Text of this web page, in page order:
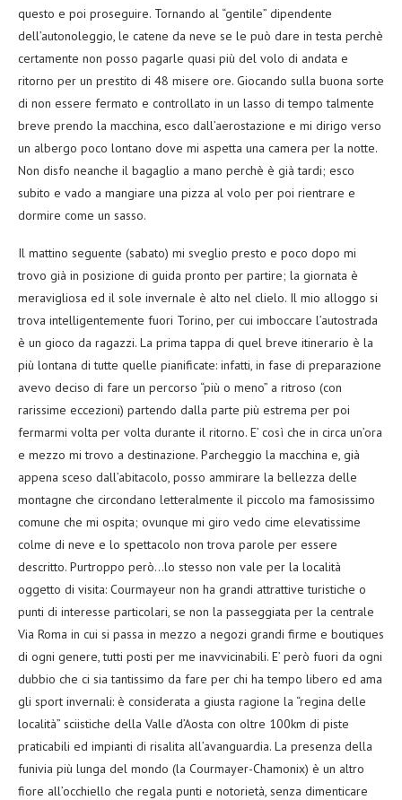
questo e poi proseguire. Tornando al “gentile” dipendente
dell’autonoleggio, le catene da neve se le può dare in testa perchè
certamente non posso pagarle quasi più del volo di andata e
ritorno per un prestito di 48 misere ore. Giocando sulla buona sorte
di non essere fermato e controllato in un lasso di tempo talmente
breve prendo la macchina, esco dall’aerostazione e mi dirigo verso
un albergo poco lontano dove mi aspetta una camera per la notte.
Non disfo neanche il bagaglio a mano perchè è già tardi; esco
subito e vado a mangiare una pizza al volo per poi rientrare e
dormire come un sasso.
Il mattino seguente (sabato) mi sveglio presto e poco dopo mi
trovo già in posizione di guida pronto per partire; la giornata è
meravigliosa ed il sole invernale è alto nel clielo. Il mio alloggo si
trova intelligentemente fuori Torino, per cui imboccare l’autostrada
è un gioco da ragazzi. La prima tappa di quel breve itinerario è la
più lontana di tutte quelle pianificate: infatti, in fase di preparazione
avevo deciso di fare un percorso “più o meno” a ritroso (con
rarissime eccezioni) partendo dalla parte più estrema per poi
fermarmi volta per volta durante il ritorno. E’ così che in circa un’ora
e mezzo mi trovo a destinazione. Parcheggio la macchina e, già
appena sceso dall’abitacolo, posso ammirare la bellezza delle
montagne che circondano letteralmente il piccolo ma famosissimo
comune che mi ospita; ovunque mi giro vedo cime elevatissime
colme di neve e lo spettacolo non trova parole per essere
descritto. Purtroppo però…lo stesso non vale per la località
oggetto di visita: Courmayeur non ha grandi attrattive turistiche o
punti di interesse particolari, se non la passeggiata per la centrale
Via Roma in cui si passa in mezzo a negozi grandi firme e boutiques
di ogni genere, tutti posti per me inavvicinabili. E’ però fuori da ogni
dubbio che ci sia tantissimo da fare per chi ha tempo libero ed ama
gli sport invernali: è considerata a giusta ragione la “regina delle
località” sciistiche della Valle d’Aosta con oltre 100km di piste
praticabili ed impianti di risalita all’avanguardia. La presenza della
funivia più lunga del mondo (la Courmayer-Chamonix) è un altro
fiore all’occhiello che regala punti e notorietà, senza dimenticare